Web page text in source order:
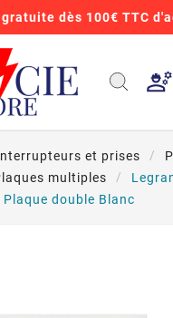
dès 100€ TTC
et prises
multiples
Plaque double Blanc